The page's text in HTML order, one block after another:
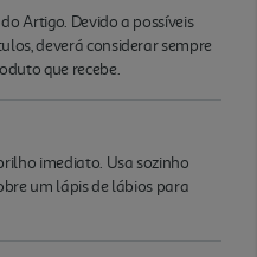
Artigo. Devido a possíveis
deverá considerar sempre
que recebe.
imediato. Usa sozinho
um lápis de lábios para